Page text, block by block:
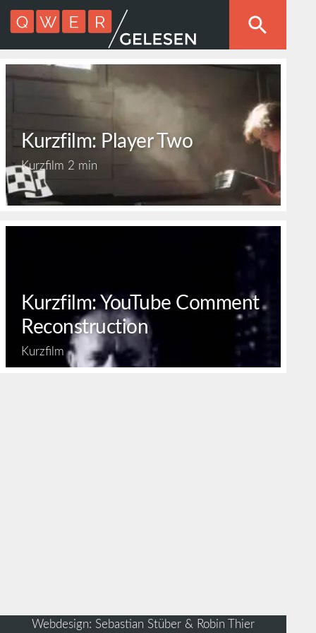
Kurzfilm: Player Two
Kurzfilm 2 min
Kurzfilm: YouTube Comment
Reconstruction
Kurzfilm
Webdesign: Sebastian Stüber & Robin Thier